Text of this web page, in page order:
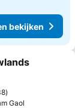
bekijken
favorieten
Gaol